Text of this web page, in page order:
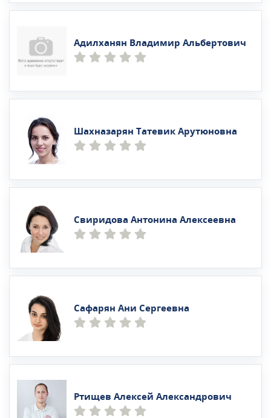
Адилханян Владимир Альбертович
Шахназарян Татевик Арутюновна
Свиридова Антонина Алексеевна
Сафарян Ани Сергеевна
Ртищев Алексей Александрович